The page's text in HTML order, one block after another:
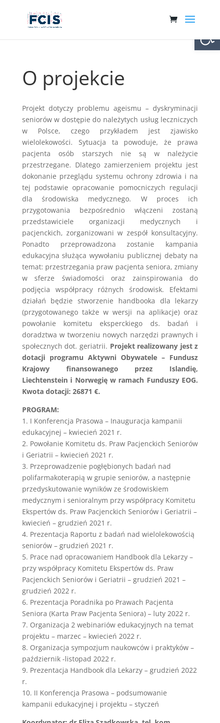
O projekcie
Projekt dotyczy problemu ageismu – dyskryminacji
seniorów w dostępie do należytych usług leczniczych
w Polsce, czego przykładem jest zjawisko
wielolekowości. Sytuacja ta powoduje, że prawa
pacjenta osób starszych nie są w należycie
przestrzegane. Dlatego zamierzeniem projektu jest
dokonanie przeglądu systemu ochrony zdrowia i na
tej podstawie opracowanie pomocniczych regulacji
dla środowiska medycznego. W proces ich
przygotowania bezpośrednio włączeni zostaną
przedstawiciele organizacji medycznych i
pacjenckich, zorganizowani w zespół konsultacyjny.
Ponadto przeprowadzona zostanie kampania
edukacyjna służąca wywołaniu publicznej debaty na
temat: przestrzegania praw pacjenta seniora, zmiany
w sferze świadomości oraz zainspirowania do
podjęcia współpracy różnych środowisk. Efektami
działań będzie stworzenie handbooka dla lekarzy
(przygotowanego także w wersji na aplikacje) oraz
powołanie komitetu eksperckiego ds. badań i
doradztwa w tworzeniu nowych narzędzi prawnych i
społecznych dot. geriatrii. Projekt realizowany jest z
dotacji programu Aktywni Obywatele – Fundusz
Krajowy finansowanego przez Islandię,
Liechtenstein i Norwegię w ramach Funduszy EOG.
Kwota dotacji: 26871 €.
PROGRAM:
1. I Konferencja Prasowa – Inauguracja kampanii
edukacyjnej – kwiecień 2021 r.
2. Powołanie Komitetu ds. Praw Pacjenckich Seniorów
i Geriatrii – kwiecień 2021 r.
3. Przeprowadzenie pogłębionych badań nad
polifarmakoterapią w grupie seniorów, a następnie
przedyskutowanie wyników ze środowiskiem
medycznym i senioralnym przy współpracy Komitetu
Ekspertów ds. Praw Pacjenckich Seniorów i Geriatrii –
kwiecień – grudzień 2021 r.
4. Prezentacja Raportu z badań nad wielolekowością
seniorów – grudzień 2021 r.
5. Prace nad opracowaniem Handbook dla Lekarzy –
przy współpracy Komitetu Ekspertów ds. Praw
Pacjenckich Seniorów i Geriatrii – grudzień 2021 –
grudzień 2022 r.
6. Prezentacja Poradnika po Prawach Pacjenta
Seniora (Karta Praw Pacjenta Seniora) – luty 2022 r.
7. Organizacja 2 webinariów edukacyjnych na temat
projektu – marzec – kwiecień 2022 r.
8. Organizacja sympozjum naukowców i praktyków –
październik -listopad 2022 r.
9. Prezentacja Handbook dla Lekarzy – grudzień 2022
r.
10. II Konferencja Prasowa – podsumowanie
kampanii edukacyjnej i projektu – styczeń